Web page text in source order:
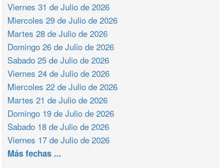
Viernes 31 de Julio de 2026
Miercoles 29 de Julio de 2026
Martes 28 de Julio de 2026
Domingo 26 de Julio de 2026
Sabado 25 de Julio de 2026
Viernes 24 de Julio de 2026
Miercoles 22 de Julio de 2026
Martes 21 de Julio de 2026
Domingo 19 de Julio de 2026
Sabado 18 de Julio de 2026
Viernes 17 de Julio de 2026
Más fechas ...